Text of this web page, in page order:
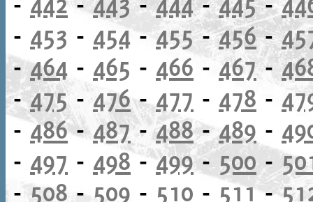
- 453 - 454-455-456-
-464 - 465 - 466 - 467-
-475 -476- 477 - 478 -
-486-487-488-489 -
- 497 - 498-499-500-
-508 - 509 - 510 - 511-